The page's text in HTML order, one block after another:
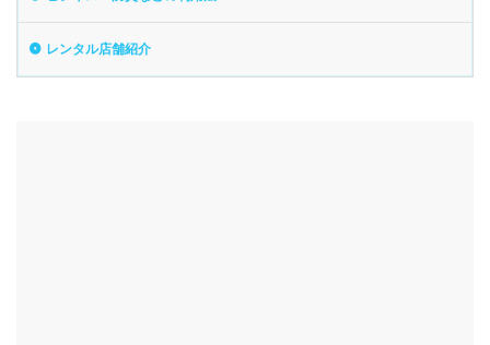
レンタル店舗紹介